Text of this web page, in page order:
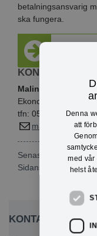
betalningsansvarig
ska fungera.
KONTAKTINFO
Malin Lind
Ekonom
tfn: 0571-180 763
Senast publicerad:
Sidansvarig:
Malin
KONTAKTA OSS
Denna
att
med vår
helst